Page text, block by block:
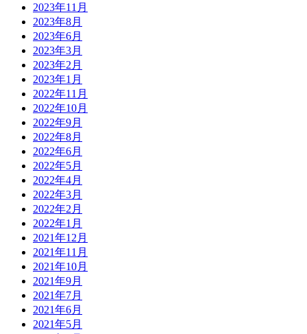
2023年11月
2023年8月
2023年6月
2023年3月
2023年2月
2023年1月
2022年11月
2022年10月
2022年9月
2022年8月
2022年6月
2022年5月
2022年4月
2022年3月
2022年2月
2022年1月
2021年12月
2021年11月
2021年10月
2021年9月
2021年7月
2021年6月
2021年5月